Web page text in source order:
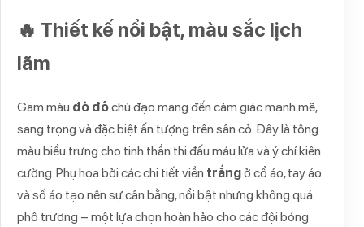
🔥 Thiết kế nổi bật, màu sắc lịch
lãm
Gam màu đỏ đôchủ đạo mang đến cảm giác mạnh mẽ,
sang trọng và đặc biệt ấn tượng trên sân cỏ. Đây là tông
màu biểu trưng cho tinh thần thi đấu máu lửa và ý chí kiên
cường. Phụ họa bởi các chi tiết viền trắngở cổ áo, tay áo
và số áo tạo nên sự cân bằng, nổi bật nhưng không quá
phô trương – một lựa chọn hoàn hảo cho các đội bóng